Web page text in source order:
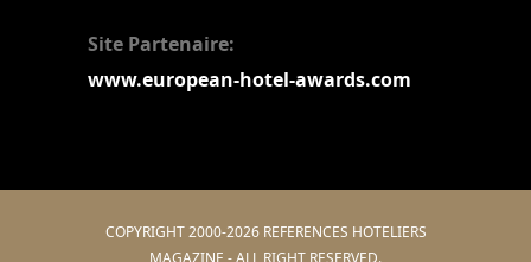
Site Partenaire:
www.european-hotel-awards.com
COPYRIGHT 2000-2026 REFERENCES HOTELIERS
MAGAZINE - ALL RIGHT RESERVED.